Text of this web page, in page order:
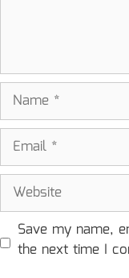
Name
Email
Website
Save my name,
the next time I